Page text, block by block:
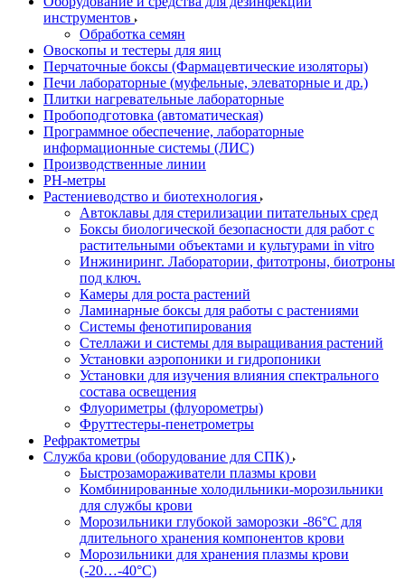
инструментов
Обработка семян
Овоскопы и тестеры для яиц
Перчаточные боксы (Фармацевтические изоляторы)
Печи лабораторные (муфельные, элеваторные и др.)
Плитки нагревательные лабораторные
Пробоподготовка (автоматическая)
Программное обеспечение, лабораторные
информационные системы (ЛИС)
Производственные линии
РH-метры
Растениеводство и биотехнология
Автоклавы для стерилизации питательных сред
Боксы биологической безопасности для работ с
растительными объектами и культурами in vitro
Инжиниринг. Лаборатории, фитотроны, биотроны
под ключ.
Камеры для роста растений
Ламинарные боксы для работы с растениями
Системы фенотипирования
Стеллажи и системы для выращивания растений
Установки аэропоники и гидропоники
Установки для изучения влияния спектрального
состава освещения
Флуориметры (флуорометры)
Фруттестеры-пенетрометры
Рефрактометры
Служба крови (оборудование для СПК)
Быстрозамораживатели плазмы крови
Комбинированные холодильники-морозильники
для службы крови
Морозильники глубокой заморозки -86°С для
длительного хранения компонентов крови
Морозильники для хранения плазмы крови
(-20…-40°С)